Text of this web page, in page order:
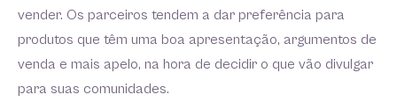
vender. Os parceiros tendem a dar preferência para
produtos que têm uma boa apresentação, argumentos de
venda e mais apelo, na hora de decidir o que vão divulgar
para suas comunidades.